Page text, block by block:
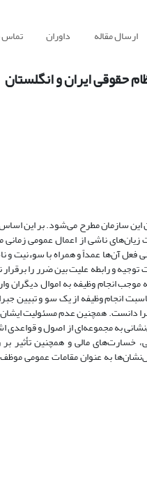
ارسال مقاله داوران تماس
حقوقی ایران و انگلستان
این سازمان مطرح می‌شود. بر این
زیان‌هایناشیازاعمال عمومیزمانی
فعلآن‌هاعمداًوهمراهباسوءنیتو
توجیه و رابطه علیت بین ضرر را
موجبانجاموظیفهبهاموالدیگران
انجاموظیفه از یک سو و تبیین
دانست. همچنین عدم مسئولیت
به مجموعه‌ای از اصول و قواعدی
خسارت‌های مالی و همچنین
به عنوان مقامات عمومی